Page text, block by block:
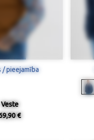
/ pieejamība
Veste
€